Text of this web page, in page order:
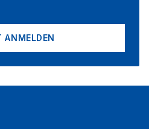
ANMELDEN